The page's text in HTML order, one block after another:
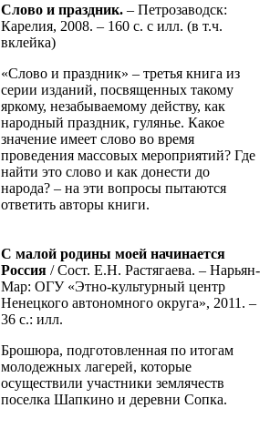
Слово и праздник. – Петрозаводск:
Карелия, 2008. – 160 с. с илл. (в т.ч.
вклейка)
«Слово и праздник» – третья книга из
серии изданий, посвященных такому
яркому, незабываемому действу, как
народный праздник, гулянье. Какое
значение имеет слово во время
проведения массовых мероприятий? Где
найти это слово и как донести до
народа? – на эти вопросы пытаются
ответить авторы книги.
С малой родины моей начинается
Россия / Сост. Е.Н. Растягаева. – Нарьян-
Мар: ОГУ «Этно-культурный центр
Ненецкого автономного округа», 2011. –
36 с.: илл.
Брошюра, подготовленная по итогам
молодежных лагерей, которые
осуществили участники землячеств
поселка Шапкино и деревни Сопка.